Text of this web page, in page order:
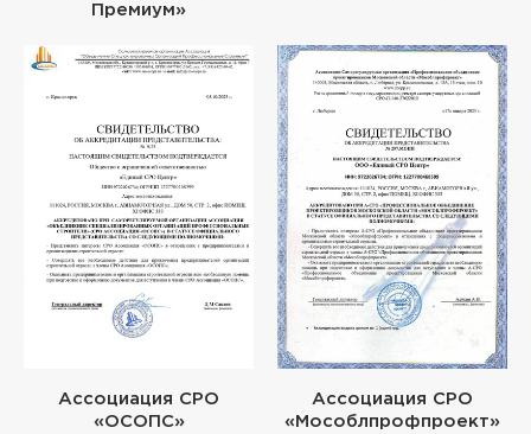
Премиум»
Ассоциация СРО
«ОСОПС»
Ассоциация СРО
«Мособлпрофпроект»